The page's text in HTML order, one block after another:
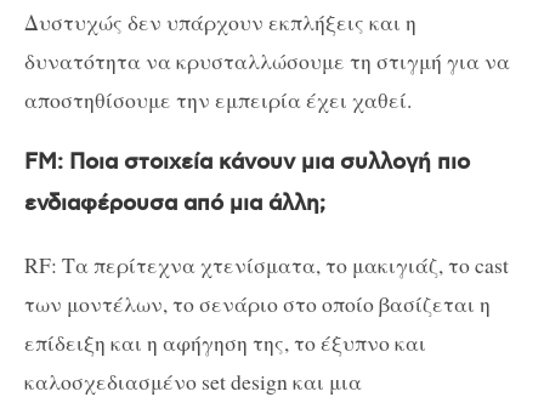
Δυστυχώς δεν υπάρχουν εκπλήξεις και η
δυνατότητα να κρυσταλλώσουμε τη στιγμή για να
αποστηθίσουμε την εμπειρία έχει χαθεί.
FM: Ποια στοιχεία κάνουν μια συλλογή πιο
ενδιαφέρουσα από μια άλλη;
RF: Τα περίτεχνα χτενίσματα, το μακιγιάζ, το cast
των μοντέλων, το σενάριο στο οποίο βασίζεται η
επίδειξη και η αφήγηση της, το έξυπνο και
καλοσχεδιασμένο set design και μια